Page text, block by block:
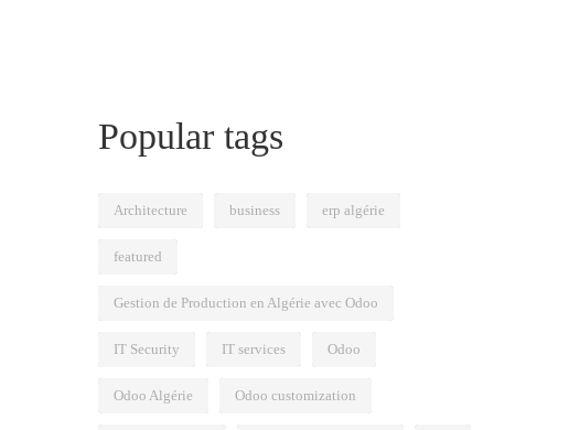
Popular tags
Architecture business erp algérie
featured
Gestion de Production en Algérie avec Odoo
IT Security IT services Odoo
Odoo Algérie Odoo customization